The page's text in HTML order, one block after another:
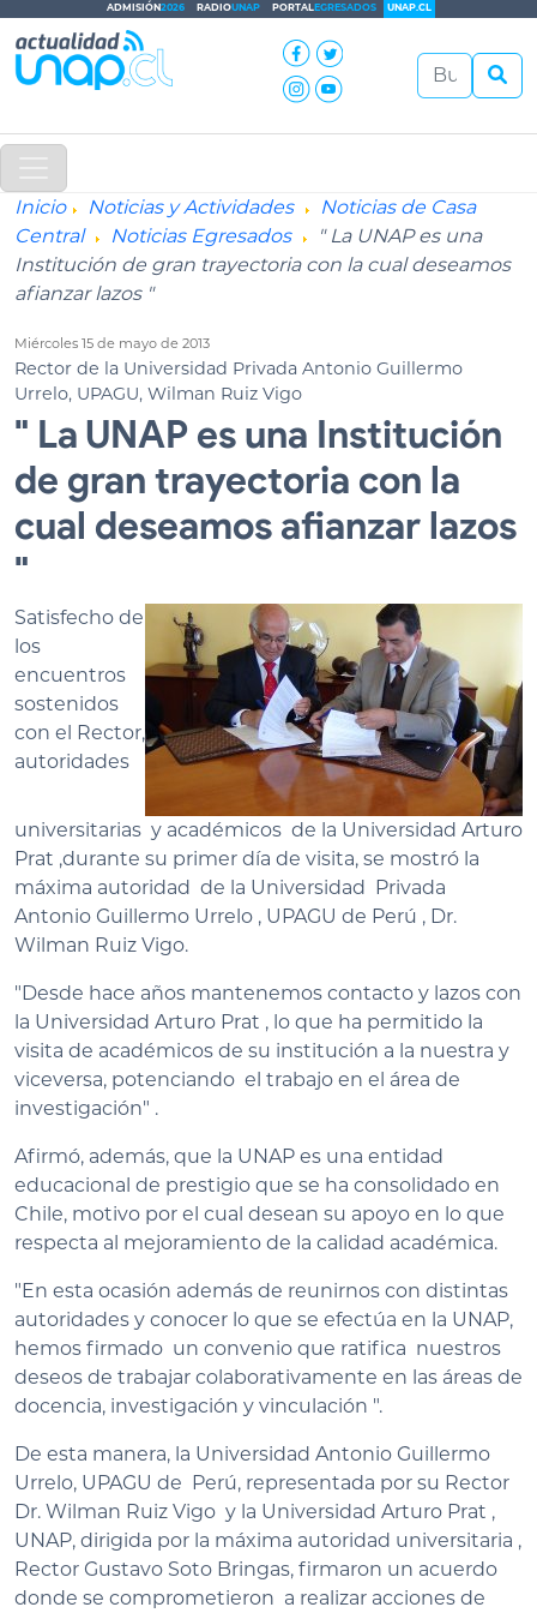
ADMISIÓN2026 RADIOUNAP PORTALEGRESADOS UNAP.CL
Inicio Noticias y Actividades
Noticias de Casa
Central
Noticias Egresados
" La UNAP es una
Institución de gran trayectoria con la cual deseamos
afianzar lazos "
Miércoles 15 de mayo de 2013
Rector de la Universidad Privada Antonio Guillermo
Urrelo, UPAGU, Wilman Ruiz Vigo
" La UNAP es una Institución
de gran trayectoria con la
cual deseamos afianzar lazos
"
Satisfecho de
los
encuentros
sostenidos
con el Rector,
autoridades
universitarias y académicos de la Universidad Arturo
Prat ,durante su primer día de visita, se mostró la
máxima autoridad de la Universidad Privada
Antonio Guillermo Urrelo , UPAGU de Perú , Dr.
Wilman Ruiz Vigo.
"Desde hace años mantenemos contacto y lazos con
la Universidad Arturo Prat , lo que ha permitido la
visita de académicos de su institución a la nuestra y
viceversa, potenciando el trabajo en el área de
investigación" .
Afirmó, además, que la UNAP es una entidad
educacional de prestigio que se ha consolidado en
Chile, motivo por el cual desean su apoyo en lo que
respecta al mejoramiento de la calidad académica.
"En esta ocasión además de reunirnos con distintas
autoridades y conocer lo que se efectúa en la UNAP,
hemos firmado un convenio que ratifica nuestros
deseos de trabajar colaborativamente en las áreas de
docencia, investigación y vinculación ".
De esta manera, la Universidad Antonio Guillermo
Urrelo, UPAGU de Perú, representada por su Rector
Dr. Wilman Ruiz Vigo y la Universidad Arturo Prat ,
UNAP, dirigida por la máxima autoridad universitaria ,
Rector Gustavo Soto Bringas, firmaron un acuerdo
donde se comprometieron a realizar acciones de